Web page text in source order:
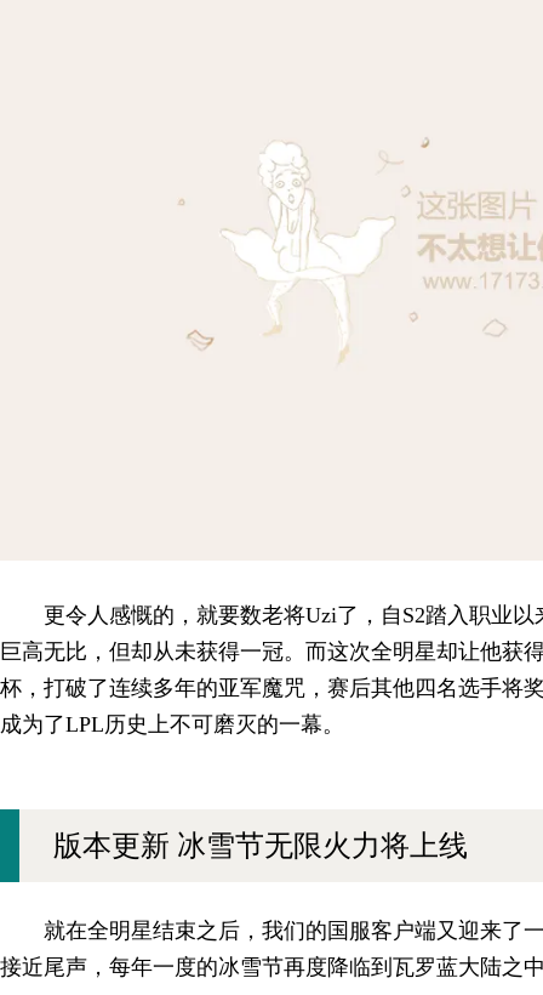
更令人感慨的，就要数老将Uzi了，自S2踏入职业
巨高无比，但却从未获得一冠。而这次全明星却让他获
杯，打破了连续多年的亚军魔咒，赛后其他四名选手将
成为了LPL历史上不可磨灭的一幕。
版本更新 冰雪节无限火力将上线
就在全明星结束之后，我们的国服客户端又迎来了
接近尾声，每年一度的冰雪节再度降临到瓦罗蓝大陆之